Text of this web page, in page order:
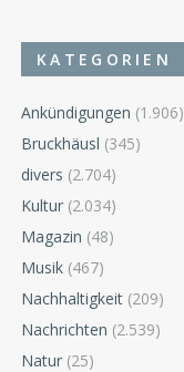
KATEGORIEN
Ankündigungen (1.906)
Bruckhäusl (345)
divers (2.704)
Kultur (2.034)
Magazin (48)
Musik (467)
Nachhaltigkeit (209)
Nachrichten (2.539)
Natur (25)